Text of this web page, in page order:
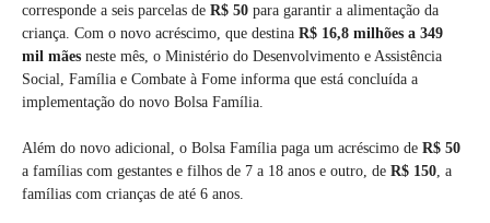
corresponde a seis parcelas de R$ 50 para garantir a alimentação da
criança. Com o novo acréscimo, que destina R$ 16,8 milhões a 349
mil mães neste mês, o Ministério do Desenvolvimento e Assistência
Social, Família e Combate à Fome informa que está concluída a
implementação do novo Bolsa Família.
Além do novo adicional, o Bolsa Família paga um acréscimo de R$ 50
a famílias com gestantes e filhos de 7 a 18 anos e outro, de R$ 150, a
famílias com crianças de até 6 anos.